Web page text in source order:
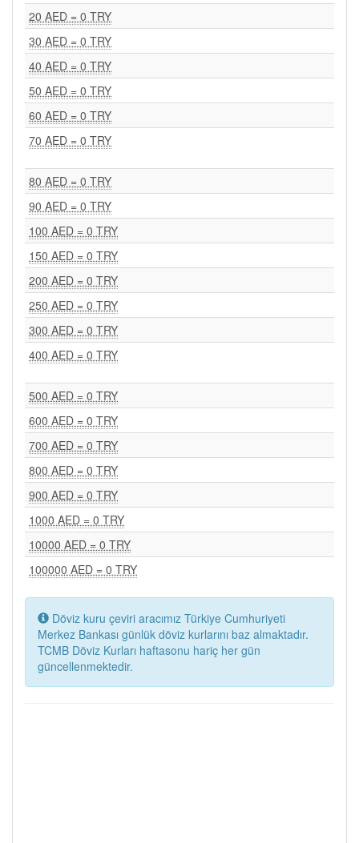
20 AED = 0 TRY
30 AED = 0 TRY
40 AED = 0 TRY
50 AED = 0 TRY
60 AED = 0 TRY
70 AED = 0 TRY
80 AED = 0 TRY
90 AED = 0 TRY
100 AED = 0 TRY
150 AED = 0 TRY
200 AED = 0 TRY
250 AED = 0 TRY
300 AED = 0 TRY
400 AED = 0 TRY
500 AED = 0 TRY
600 AED = 0 TRY
700 AED = 0 TRY
800 AED = 0 TRY
900 AED = 0 TRY
1000 AED = 0 TRY
10000 AED = 0 TRY
100000 AED = 0 TRY
Döviz kuru çeviri aracımız Türkiye Cumhuriyeti
Merkez Bankası günlük döviz kurlarını baz almaktadır.
TCMB Döviz Kurları haftasonu hariç her gün
güncellenmektedir.